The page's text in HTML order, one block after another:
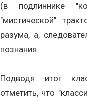
(в подлиннике
"мистической"
разума, а,
познания.
Подводя итог
отметить, что